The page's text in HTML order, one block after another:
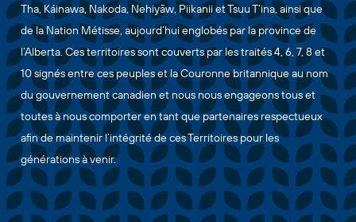
Tha, Káinawa, Nakoda, Nehiyāw, Piikanii et Tsuu T’ina, ainsi que
de la Nation Métisse, aujourd’hui englobés par la province de
l’Alberta. Ces territoires sont couverts par les traités 4, 6, 7, 8 et
10 signés entre ces peuples et la Couronne britannique au nom
du gouvernement canadien et nous nous engageons tous et
toutes à nous comporter en tant que partenaires respectueux
afin de maintenir l’intégrité de ces Territoires pour les
générations à venir.